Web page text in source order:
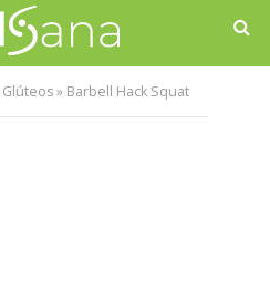
Glúteos» Barbell Hack Squat